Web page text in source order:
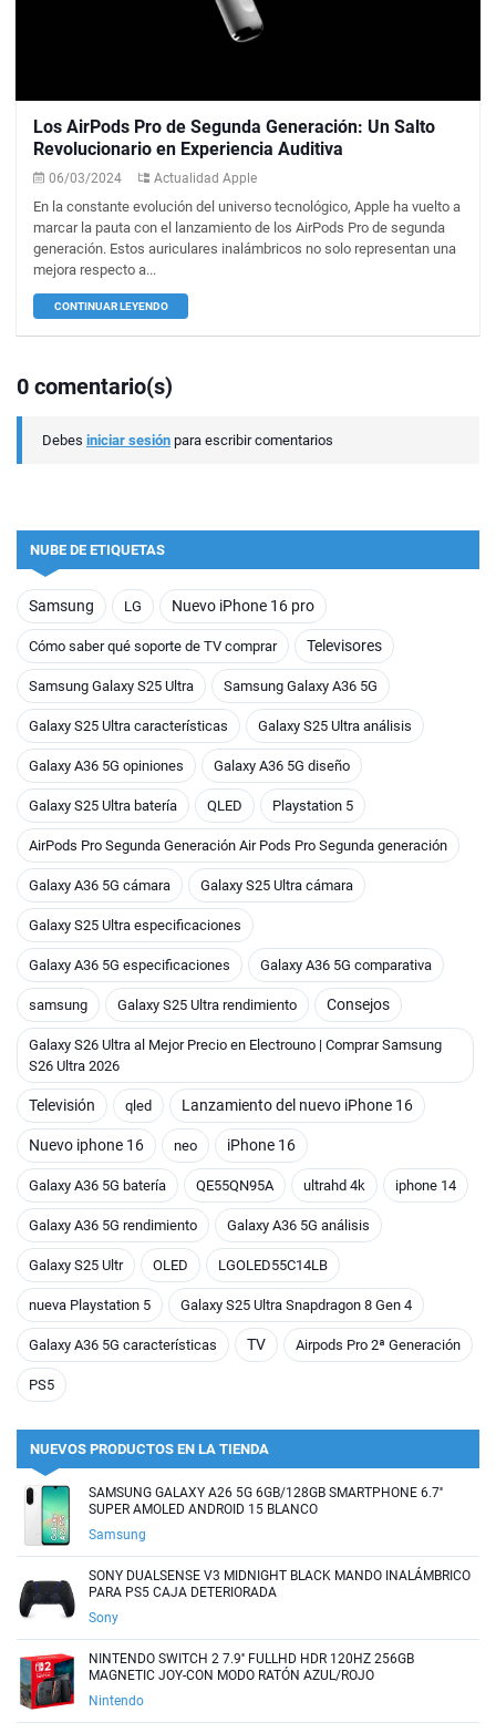
Los AirPods Pro de Segunda Generación: Un Salto
Revolucionario en Experiencia Auditiva
06/03/2024 Actualidad Apple
En la constante evolución del universo tecnológico, Apple ha vuelto a
marcar la pauta con el lanzamiento de los AirPods Pro de segunda
generación. Estos auriculares inalámbricos no solo representan una
mejora respecto a...
CONTINUAR LEYENDO
0 comentario(s)
Debes iniciar sesión para escribir comentarios
NUBE DE ETIQUETAS
Samsung LG Nuevo iPhone 16 pro
Cómo saber qué soporte de TV comprar Televisores
Samsung Galaxy S25 Ultra Samsung Galaxy A36 5G
Galaxy S25 Ultra características Galaxy S25 Ultra análisis
Galaxy A36 5G opiniones Galaxy A36 5G diseño
Galaxy S25 Ultra batería QLED Playstation 5
AirPods Pro Segunda Generación Air Pods Pro Segunda generación
Galaxy A36 5G cámara Galaxy S25 Ultra cámara
Galaxy S25 Ultra especificaciones
Galaxy A36 5G especificaciones Galaxy A36 5G comparativa
samsung Galaxy S25 Ultra rendimiento Consejos
Galaxy S26 Ultra al Mejor Precio en Electrouno | Comprar Samsung
S26 Ultra 2026
Televisión qled Lanzamiento del nuevo iPhone 16
Nuevo iphone 16 neo iPhone 16
Galaxy A36 5G batería QE55QN95A ultrahd 4k iphone 14
Galaxy A36 5G rendimiento Galaxy A36 5G análisis
Galaxy S25 Ultr OLED LGOLED55C14LB
nueva Playstation 5 Galaxy S25 Ultra Snapdragon 8 Gen 4
Galaxy A36 5G características TV Airpods Pro 2ª Generación
PS5
NUEVOS PRODUCTOS EN LA TIENDA
SAMSUNG GALAXY A26 5G 6GB/128GB SMARTPHONE 6.7''
SUPER AMOLED ANDROID 15 BLANCO
Samsung
SONY DUALSENSE V3 MIDNIGHT BLACK MANDO INALÁMBRICO
PARA PS5 CAJA DETERIORADA
Sony
NINTENDO SWITCH 2 7.9'' FULLHD HDR 120HZ 256GB
MAGNETIC JOY-CON MODO RATÓN AZUL/ROJO
Nintendo